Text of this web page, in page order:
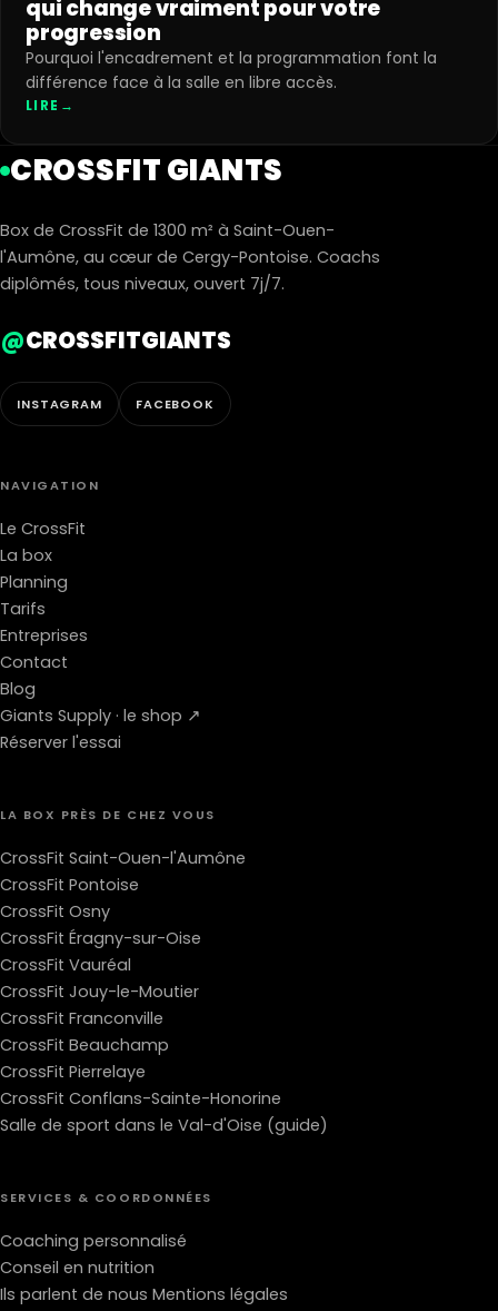
qui change vraiment pour votre
progression
Pourquoi l'encadrement et la programmation font la
différence face à la salle en libre accès.
LIRE →
CROSSFIT GIANTS
Box de CrossFit de 1300 m² à Saint-Ouen-
l'Aumône, au cœur de Cergy-Pontoise. Coachs
diplômés, tous niveaux, ouvert 7j/7.
@CROSSFITGIANTS
INSTAGRAM FACEBOOK
NAVIGATION
Le CrossFit
La box
Planning
Tarifs
Entreprises
Contact
Blog
Giants Supply · le shop ↗
Réserver l'essai
LA BOX PRÈS DE CHEZ VOUS
CrossFit Saint-Ouen-l'Aumône
CrossFit Pontoise
CrossFit Osny
CrossFit Éragny-sur-Oise
CrossFit Vauréal
CrossFit Jouy-le-Moutier
CrossFit Franconville
CrossFit Beauchamp
CrossFit Pierrelaye
CrossFit Conflans-Sainte-Honorine
Salle de sport dans le Val-d'Oise (guide)
SERVICES & COORDONNÉES
Coaching personnalisé
Conseil en nutrition
Ils parlent de nous Mentions légales